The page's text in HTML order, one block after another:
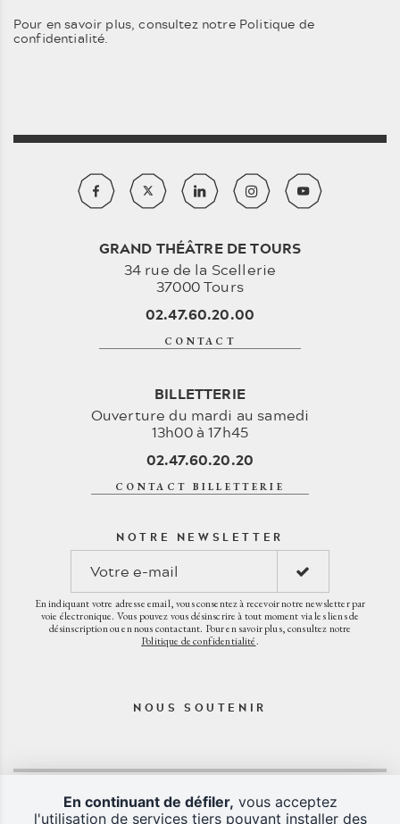
Pour en savoir plus, consultez notre Politique de
confidentialité.
GRAND THÉÂTRE DE TOURS
34 rue de la Scellerie
37000 Tours
02.47.60.20.00
CONTACT
BILLETTERIE
Ouverture du mardi au samedi
13h00 à 17h45
02.47.60.20.20
CONTACT BILLETTERIE
NOTRE NEWSLETTER
En indiquant votre adresse email, vous consentez à recevoir notre newsletter par
voie électronique. Vous pouvez vous désinscrire à tout moment via les liens de
désinscription ou en nous contactant. Pour en savoir plus, consultez notre
Politique de confidentialité.
NOUS SOUTENIR
En continuant de défiler, vous acceptez
l'utilisation de services tiers pouvant installer des